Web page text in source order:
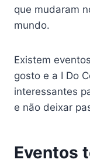
que mudaram
mundo.
Existem
gosto e a I Do
interessantes
e não deixar
Eventos